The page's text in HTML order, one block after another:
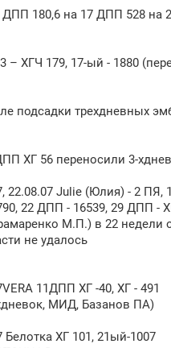
ДПП 180,6 на 17 ДПП 528 на
– ХГЧ 179, 17-ый - 1880
подсадки трехдневных
ХГ 56 переносили 3-
22.08.07 Julie (Юлия) - 2 ПЯ,
22 ДПП - 16539, 29 ДПП -
М.П.) в 22 недели
не удалось
11ДПП ХГ -40, ХГ - 491
МИД, Базанов ПА)
Белотка ХГ 101, 21ый-1007